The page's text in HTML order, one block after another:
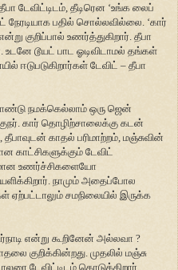
டேவிட்டிடம், தீடிரென ‘உங்க லைப்
நேரடியாக பதில் சொல்லவில்லை. ‘கார்
குறிப்பால் உணர்த்துகிறார். தீபா
டூயட் பாட ஓடிவிடாமல் தங்கள்
ஈடுபடுகிறார்கள் டேவிட் – தீபா
நமக்கெல்லாம் ஒரு ஜென்
கார் தொழிற்சாலைக்கு கடன்
காதல் பரிமாற்றம், மஞ்சுவின்
காட்சிகளுக்கும் டேவிட்
உணர்ச்சிகளையோ
நாமும் அதைப்போல
சமநிலையில் இருக்க
என்று கூறினேன் அல்லவா ?
குறிக்கின்றது. முதலில் மஞ்சு
டேவிட்டிடம் கொடுக்கிறார்.